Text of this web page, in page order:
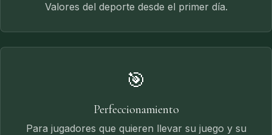
Valores del deporte desde el primer día.
🎯
Perfeccionamiento
Para jugadores que quieren llevar su juego y su